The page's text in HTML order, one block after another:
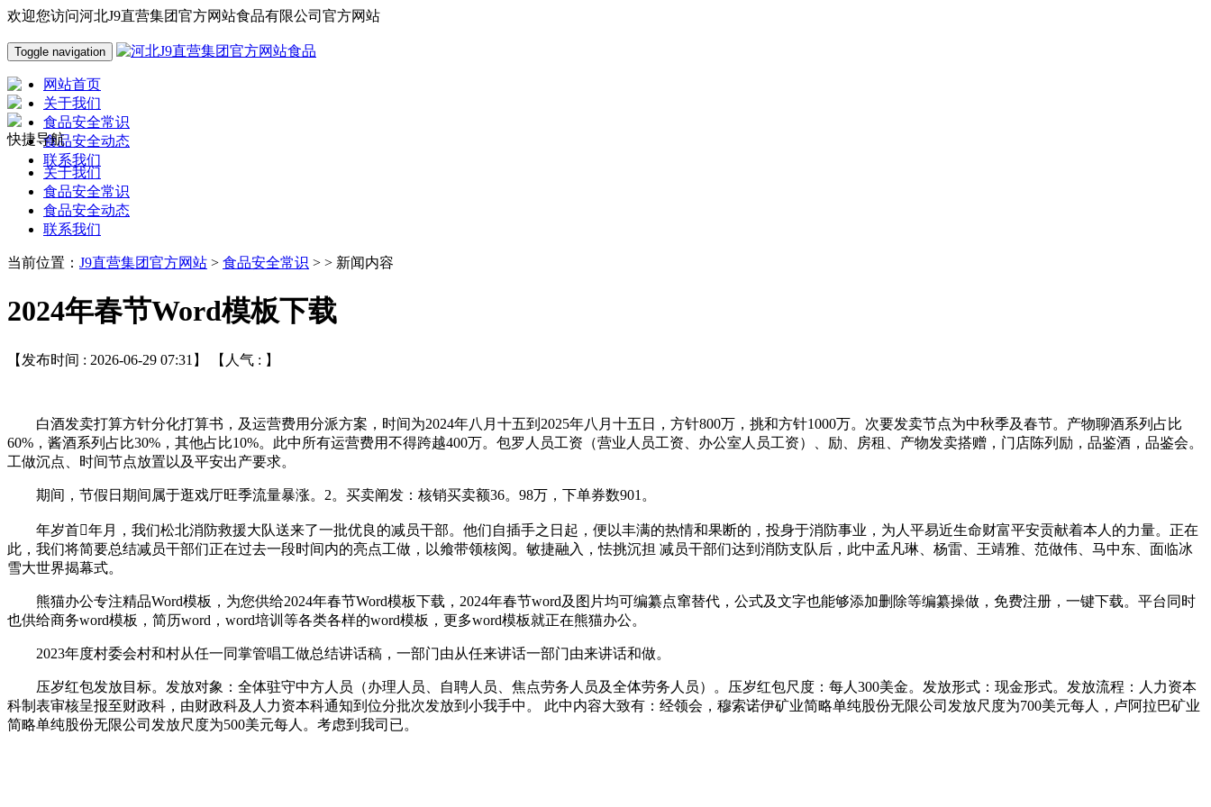
欢迎您访问河北J9直营集团官方网站食品有限公司官方网站
Toggle navigation
网站首页
关于我们
食品安全常识
食品安全动态
联系我们
快捷导航
关于我们
食品安全常识
食品安全动态
联系我们
当前位置： J9直营集团官方网站 > 食品安全常识 > > 新闻内容
2024年春节Word模板下载
【发布时间 : 2026-06-29 07:31】 【人气 : 】
白酒发卖打算方针分化打算书，及运营费用分派方案，时间为2024年八月十五到2025年八月十五日，方针800万，挑和方针1000万。次要发卖节点为中秋季及春节。产物聊酒系列占比
60%，酱酒系列占比30%，其他占比10%。此中所有运营费用不得跨越400万。包罗人员工资（营业人员工资、办公室人员工资）、励、房租、产物发卖搭赠，门店陈列励，品鉴酒，品鉴会。
工做沉点、时间节点放置以及平安出产要求。
期间，节假日期间属于逛戏厅旺季流量暴涨。2。买卖阐发：核销买卖额36。98万，下单券数901。
年岁首年月，我们松北消防救援大队送来了一批优良的减员干部。他们自插手之日起，便以丰满的热情和果断的，投身于消防事业，为人平易近生命财富平安贡献着本人的力量。正在
此，我们将简要总结减员干部们正在过去一段时间内的亮点工做，以飨带领核阅。敏捷融入，怯挑沉担 减员干部们达到消防支队后，此中孟凡琳、杨雷、王靖雅、范做伟、马中东、面临冰
雪大世界揭幕式。
熊猫办公专注精品Word模板，为您供给2024年春节Word模板下载，2024年春节word及图片均可编纂点窜替代，公式及文字也能够添加删除等编纂操做，免费注册，一键下载。平台同时
也供给商务word模板，简历word，word培训等各类各样的word模板，更多word模板就正在熊猫办公。
2023年度村委会村和村从任一同掌管唱工做总结讲话稿，一部门由从任来讲话一部门由来讲话和做。
压岁红包发放目标。发放对象：全体驻守中方人员（办理人员、自聘人员、焦点劳务人员及全体劳务人员）。压岁红包尺度：每人300美金。发放形式：现金形式。发放流程：人力资本
科制表审核呈报至财政科，由财政科及人力资本科通知到位分批次发放到小我手中。 此中内容大致有：经领会，穆索诺伊矿业简略单纯股份无限公司发放尺度为700美元每人，卢阿拉巴矿业
简略单纯股份无限公司发放尺度为500美元每人。考虑到我司已。